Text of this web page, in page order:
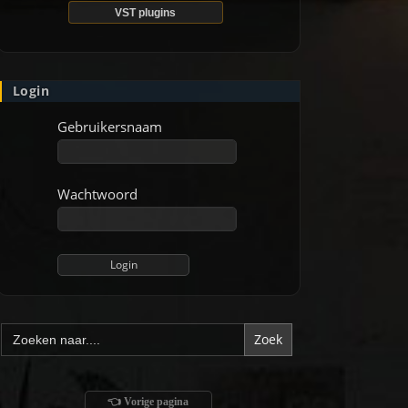
VST plugins
Login
Gebruikersnaam
Wachtwoord
Zoek
naar:
👈 Vorige pagina